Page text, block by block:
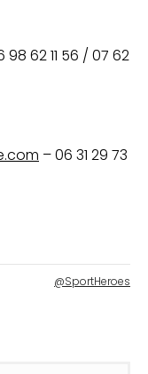
98 62 11 56 / 07 62
– 06 31 29 73
@SportHeroes